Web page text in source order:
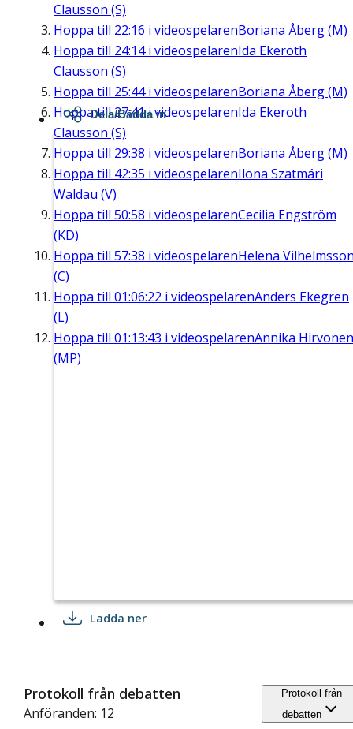
Clausson (S)
Hoppa till 22:16 i videospelarenBoriana Åberg (M)
Hoppa till 24:14i videospelarenIda Ekeroth
Clausson (S)
Hoppa till 25:44i videospelarenBoriana Åberg (M)
Hoppa till27:41i videospelarenIda Ekeroth
Clausson (S)
Hoppa till 29:38 i videospelarenBoriana Åberg (M)
Hoppa till 42:35 i videospelarenIlona Szatmári
Waldau (V)
Hoppa till 50:58 i videospelarenCecilia Engström
(KD)
Hoppa till 57:38 i videospelarenHelena
(C)
Hoppa till 01:06:22 i videospelarenAnders Ekegren
(L)
Hoppa till 01:13:43 i videospelarenAnnika Hirvonen
(MP)
Dela/Bädda in
Ladda ner
Protokoll från debatten
Anföranden: 12
Protokoll från
debatten